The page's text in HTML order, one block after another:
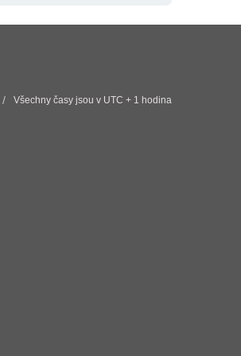
Všechny časy jsou v UTC + 1 hodina